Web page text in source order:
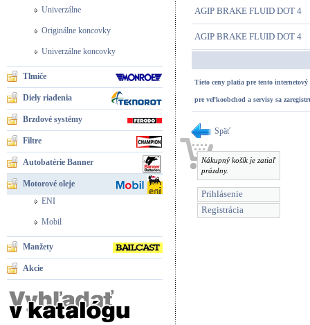
Univerzálne
Originálne koncovky
Univerzálne koncovky
Tlmiče
Diely riadenia
Brzdové systémy
Filtre
Autobatérie Banner
Motorové oleje
ENI
Mobil
Manžety
Akcie
AGIP BRAKE FLUID DOT 4
AGIP BRAKE FLUID DOT 4
Tieto ceny platia pre tento internetový
pre veľkoobchod a servisy sa
Späť
Nákupný košík je zatiaľ
prázdny.
Prihlásenie
Registrácia